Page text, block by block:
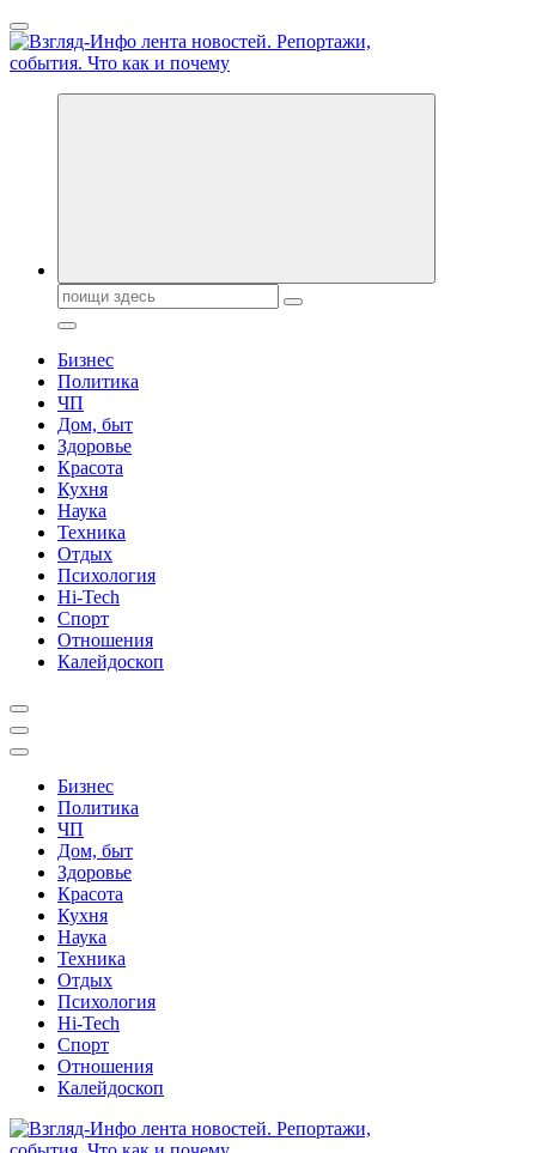
Перейти
к
содержанию
Обо всем и обо всех, что зачем и почему. Новости политики,
Поиск:
Бизнес
Политика
ЧП
Дом, быт
Здоровье
Красота
Кухня
Наука
Техника
Отдых
Психология
Hi-Tech
Спорт
Отношения
Калейдоскоп
Бизнес
Политика
ЧП
Дом, быт
Здоровье
Красота
Кухня
Наука
Техника
Отдых
Психология
Hi-Tech
Спорт
Отношения
Калейдоскоп